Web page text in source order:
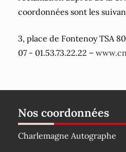
coordonnées sont les
3, place de Fontenoy TSA
07 - 01.53.73.22.22 –
Nos coordonnées
Charlemagne Autographe